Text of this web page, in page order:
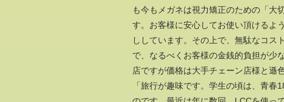
も今もメガネは視力矯正のための「大
す。お客様に安心してお使い頂けるよ
ししています。その上で、無駄なコス
で、なるべくお客様の金銭的負担が少
店ですが価格は大手チェーン店様と遜
「旅行が趣味です。学生の頃は、青